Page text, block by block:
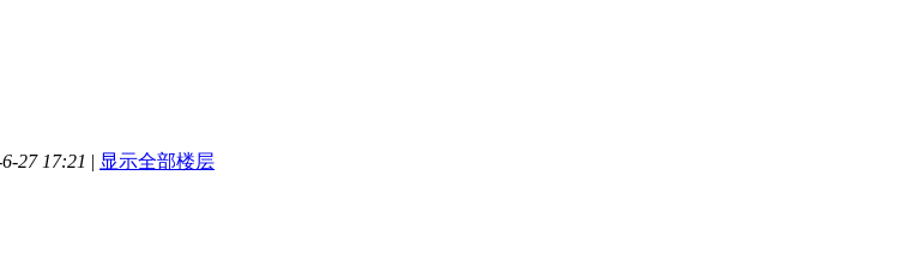
27 17:21 | 显示全部楼层